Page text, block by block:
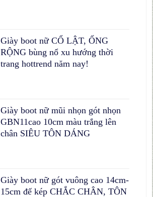
Giày boot nữ CỔ LẬT, ỐNG
RỘNG bùng nổ xu hướng thời
trang hottrend năm nay!
Giày boot nữ mũi nhọn gót nhọn
GBN11cao 10cm màu trắng lên
chân SIÊU TÔN DÁNG
Giày boot nữ gót vuông cao 14cm-
15cm đế kép CHẮC CHÂN, TÔN